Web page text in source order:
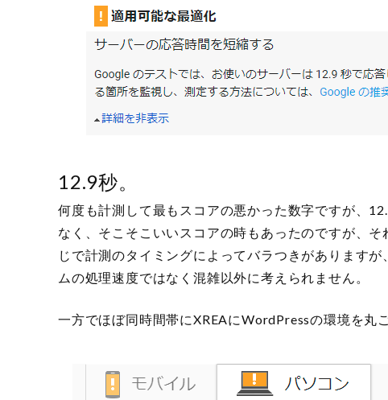
12.9秒。
何度も計測して最もスコアの悪かった数字ですが、
なく、そこそこいいスコアの時もあったのですが、
じで計測のタイミングによってバラつきがあります
ムの処理速度ではなく混雑以外に考えられません。
一方でほぼ同時間帯にXREAにWordPressの環境を丸